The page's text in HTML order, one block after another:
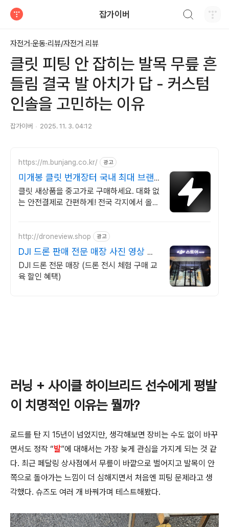
잡가이버
자전거·운동·리뷰/자전거 리뷰
클릿 피팅 안 잡히는 발목 무릎 흔
들림 결국 발 아치가 답 - 커스텀
인솔을 고민하는 이유
잡가이버 2025. 11. 3. 04:12
https://m.bunjang.co.kr/ 광고
미개봉 클릿 번개장터 국내 최대 브랜
드 중고거래
클릿 새상품을 중고가로 구매하세요. 대화 없
는 안전결제로 간편하게! 전국 각지에서 올라
http://droneview.shop 광고
DJI 드론 판매 전문 매장 사진 영상 항
공촬영 교육전문
DJI 드론 전문 매장 (드론 전시 체험 구매 교
육 할인 혜택)
러닝 + 사이클 하이브리드 선수에게 평발
이 치명적인 이유는 뭘까?
로드를 탄 지 15년이 넘었지만, 생각해보면 장비는 수도 없이 바꾸
면서도 정작 “발”에 대해서는 가장 늦게 관심을 가지게 되는 것 같
다. 최근 페달링 상사점에서 무릎이 바깥으로 벌어지고 발목이 안
쪽으로 돌아가는 느낌이 더 심해지면서 처음엔 피팅 문제라고 생
각했다. 슈즈도 여러 개 바꿔가며 테스트해봤다.